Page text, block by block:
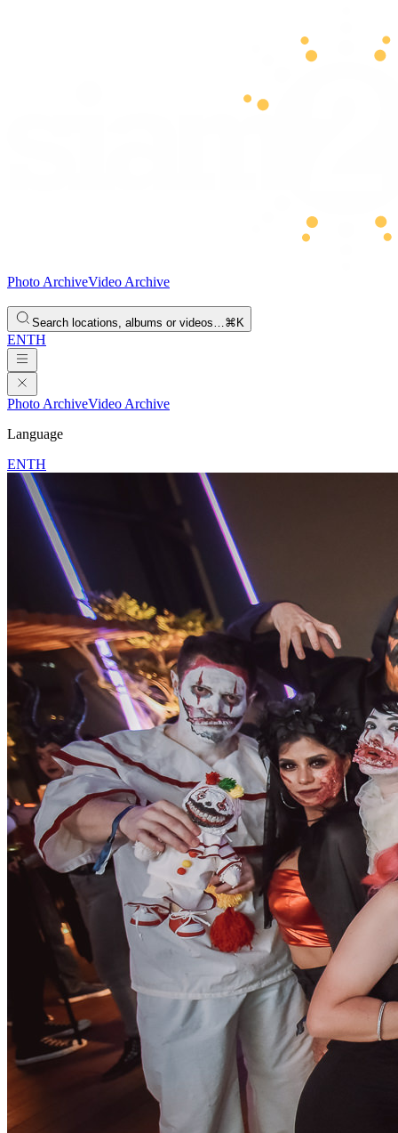
Photo ArchiveVideo Archive
Search locations, albums or videos…⌘K
ENTH
Photo ArchiveVideo Archive
Language
ENTH